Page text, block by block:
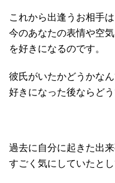
これから出逢うお相手は
今のあなたの表情や空
を好きになるのです。
彼氏がいたかどうかなん
好きになった後ならどう
過去に自分に起きた出
すごく気にしていたとし